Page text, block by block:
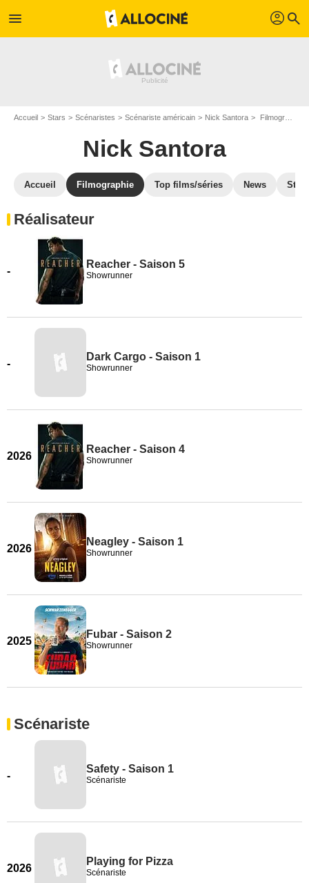
menu profil search
Accueil Stars Scénaristes Scénariste américain Nick Santora Filmographie Nick Santora
Nick Santora
Accueil Filmographie Top films/séries News
Réalisateur
-
Reacher - Saison 5
Showrunner
-
Dark Cargo - Saison 1
Showrunner
2026
Reacher - Saison 4
Showrunner
2026
Neagley - Saison 1
Showrunner
2025
Fubar - Saison 2
Showrunner
Scénariste
-
Safety - Saison 1
Scénariste
2026
Playing for Pizza
Scénariste